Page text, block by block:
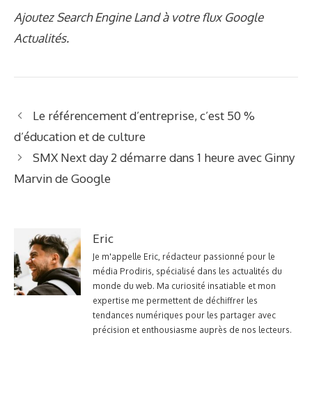
Ajoutez Search Engine Land à votre flux Google
Actualités.
Le référencement d’entreprise, c’est 50 %
d’éducation et de culture
SMX Next day 2 démarre dans 1 heure avec Ginny
Marvin de Google
Eric
Je m'appelle Eric, rédacteur passionné pour le
média Prodiris, spécialisé dans les actualités du
monde du web. Ma curiosité insatiable et mon
expertise me permettent de déchiffrer les
tendances numériques pour les partager avec
précision et enthousiasme auprès de nos lecteurs.